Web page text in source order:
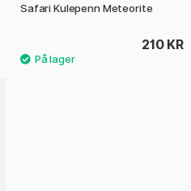
Safari Kulepenn Meteorite
210 KR